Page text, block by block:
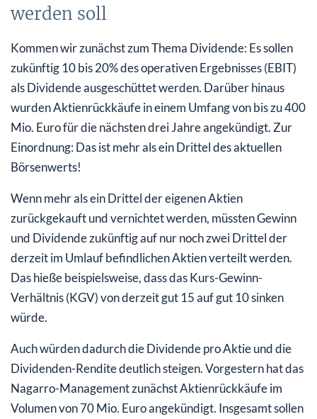
werden soll
Kommen wir zunächst zum Thema Dividende: Es sollen
zukünftig 10 bis 20% des operativen Ergebnisses (EBIT)
als Dividende ausgeschüttet werden. Darüber hinaus
wurden Aktienrückkäufe in einem Umfang von bis zu 400
Mio. Euro für die nächsten drei Jahre angekündigt. Zur
Einordnung: Das ist mehr als ein Drittel des aktuellen
Börsenwerts!
Wenn mehr als ein Drittel der eigenen Aktien
zurückgekauft und vernichtet werden, müssten Gewinn
und Dividende zukünftig auf nur noch zwei Drittel der
derzeit im Umlauf befindlichen Aktien verteilt werden.
Das hieße beispielsweise, dass das Kurs-Gewinn-
Verhältnis (KGV) von derzeit gut 15 auf gut 10 sinken
würde.
Auch würden dadurch die Dividende pro Aktie und die
Dividenden-Rendite deutlich steigen. Vorgestern hat das
Nagarro-Management zunächst Aktienrückkäufe im
Volumen von 70 Mio. Euro angekündigt. Insgesamt sollen